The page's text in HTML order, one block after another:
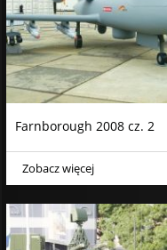
Farnborough 2008 cz. 2
Zobacz więcej